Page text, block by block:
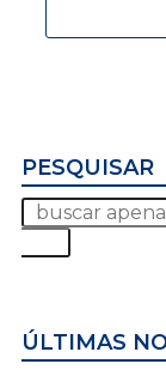
PESQUISAR
ÚLTIMAS